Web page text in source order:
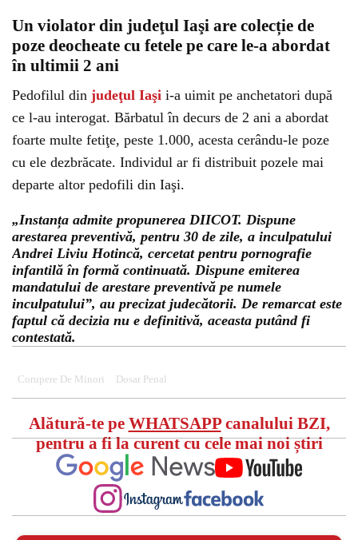
Un violator din judeţul Iaşi are colecție de
poze deocheate cu fetele pe care le-a abordat
în ultimii 2 ani
Pedofilul din judeţul Iaşi i-a uimit pe anchetatori după
ce l-au interogat. Bărbatul în decurs de 2 ani a abordat
foarte multe fetiţe, peste 1.000, acesta cerându-le poze
cu ele dezbrăcate. Individul ar fi distribuit pozele mai
departe altor pedofili din Iaşi.
„Instanța admite propunerea DIICOT. Dispune
arestarea preventivă, pentru 30 de zile, a inculpatului
Andrei Liviu Hotincă, cercetat pentru pornografie
infantilă în formă continuată. Dispune emiterea
mandatului de arestare preventivă pe numele
inculpatului”, au precizat judecătorii. De remarcat este
faptul că decizia nu e definitivă, aceasta putând fi
contestată.
Corupere De Minori Dosar Penal
Alătură-te pe WHATSAPPcanalului BZI,
pentru a fi la curent cu cele mai noi știri